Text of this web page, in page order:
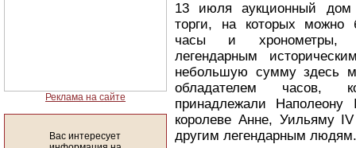
Реклама на сайте
Вас интересует
13 июля аукционный дом
торги, на которых можно
часы и хронометры,
легендарным
небольшую сумму здесь
обладателем часов,
принадлежали
королеве Анне, Уильяму
другим легендарным людям.